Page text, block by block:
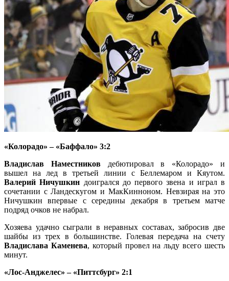
«Колорадо» – «Баффало» 3:2
Владислав Наместниковдебютировал в «Колорадо» и
вышел на лед в третьей линии с Беллемаром и Кяутом.
Валерий Ничушкин доигрался до первого звена и играл в
сочетании с Ландескугом и МакКинноном. Невзирая на это
Ничушкин впервые с середины декабря в третьем матче
подряд очков не набрал.
Хозяева удачно сыграли в неравных составах, забросив две
шайбы из трех в большинстве. Голевая передача на счету
Владислава Каменева, который провел на льду всего шесть
минут.
«Лос-Анджелес» – «Питтсбург» 2:1